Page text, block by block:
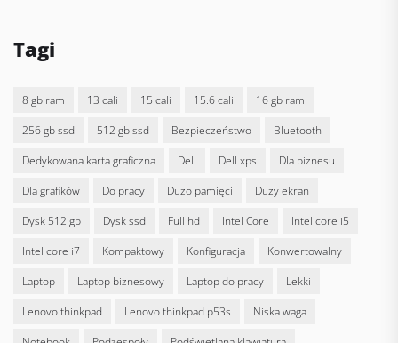
Tagi
8 gb ram 13 cali 15 cali 15.6 cali
16 gb ram
256 gb ssd
512 gb ssd bezpieczeństwo
bluetooth
dedykowana karta graficzna
Dell dell xps
dla biznesu
dla grafików
do pracy dużo pamięci
duży ekran
dysk 512 gb
dysk ssd full hd Intel Core
intel core i5
intel core i7
kompaktowy konfiguracja
konwertowalny
laptop
laptop biznesowy laptop do pracy
lekki
lenovo thinkpad
lenovo thinkpad p53s
niska waga